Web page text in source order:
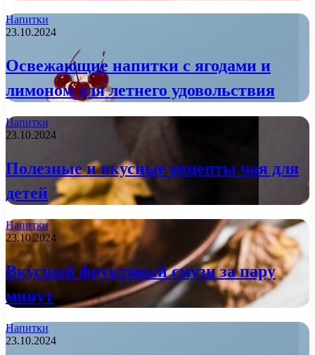
Напитки
23.10.2024
Освежающие напитки с ягодами и
лимоном для летнего удовольствия
Напитки
23.10.2024
Полезные и вкусные рецепты чая для
детей
Напитки
23.10.2024
Вкусный фруктовый смузи за пару
минут
Напитки
23.10.2024